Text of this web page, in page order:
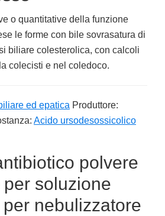
o quantitative della funzione
le forme con bile sovrasatura di
biliare colesterolica, con calcoli
colecisti e nel coledoco.
ed epatica Produttore:
Acido ursodesossicolico
polvere
soluzione
nebulizzatore